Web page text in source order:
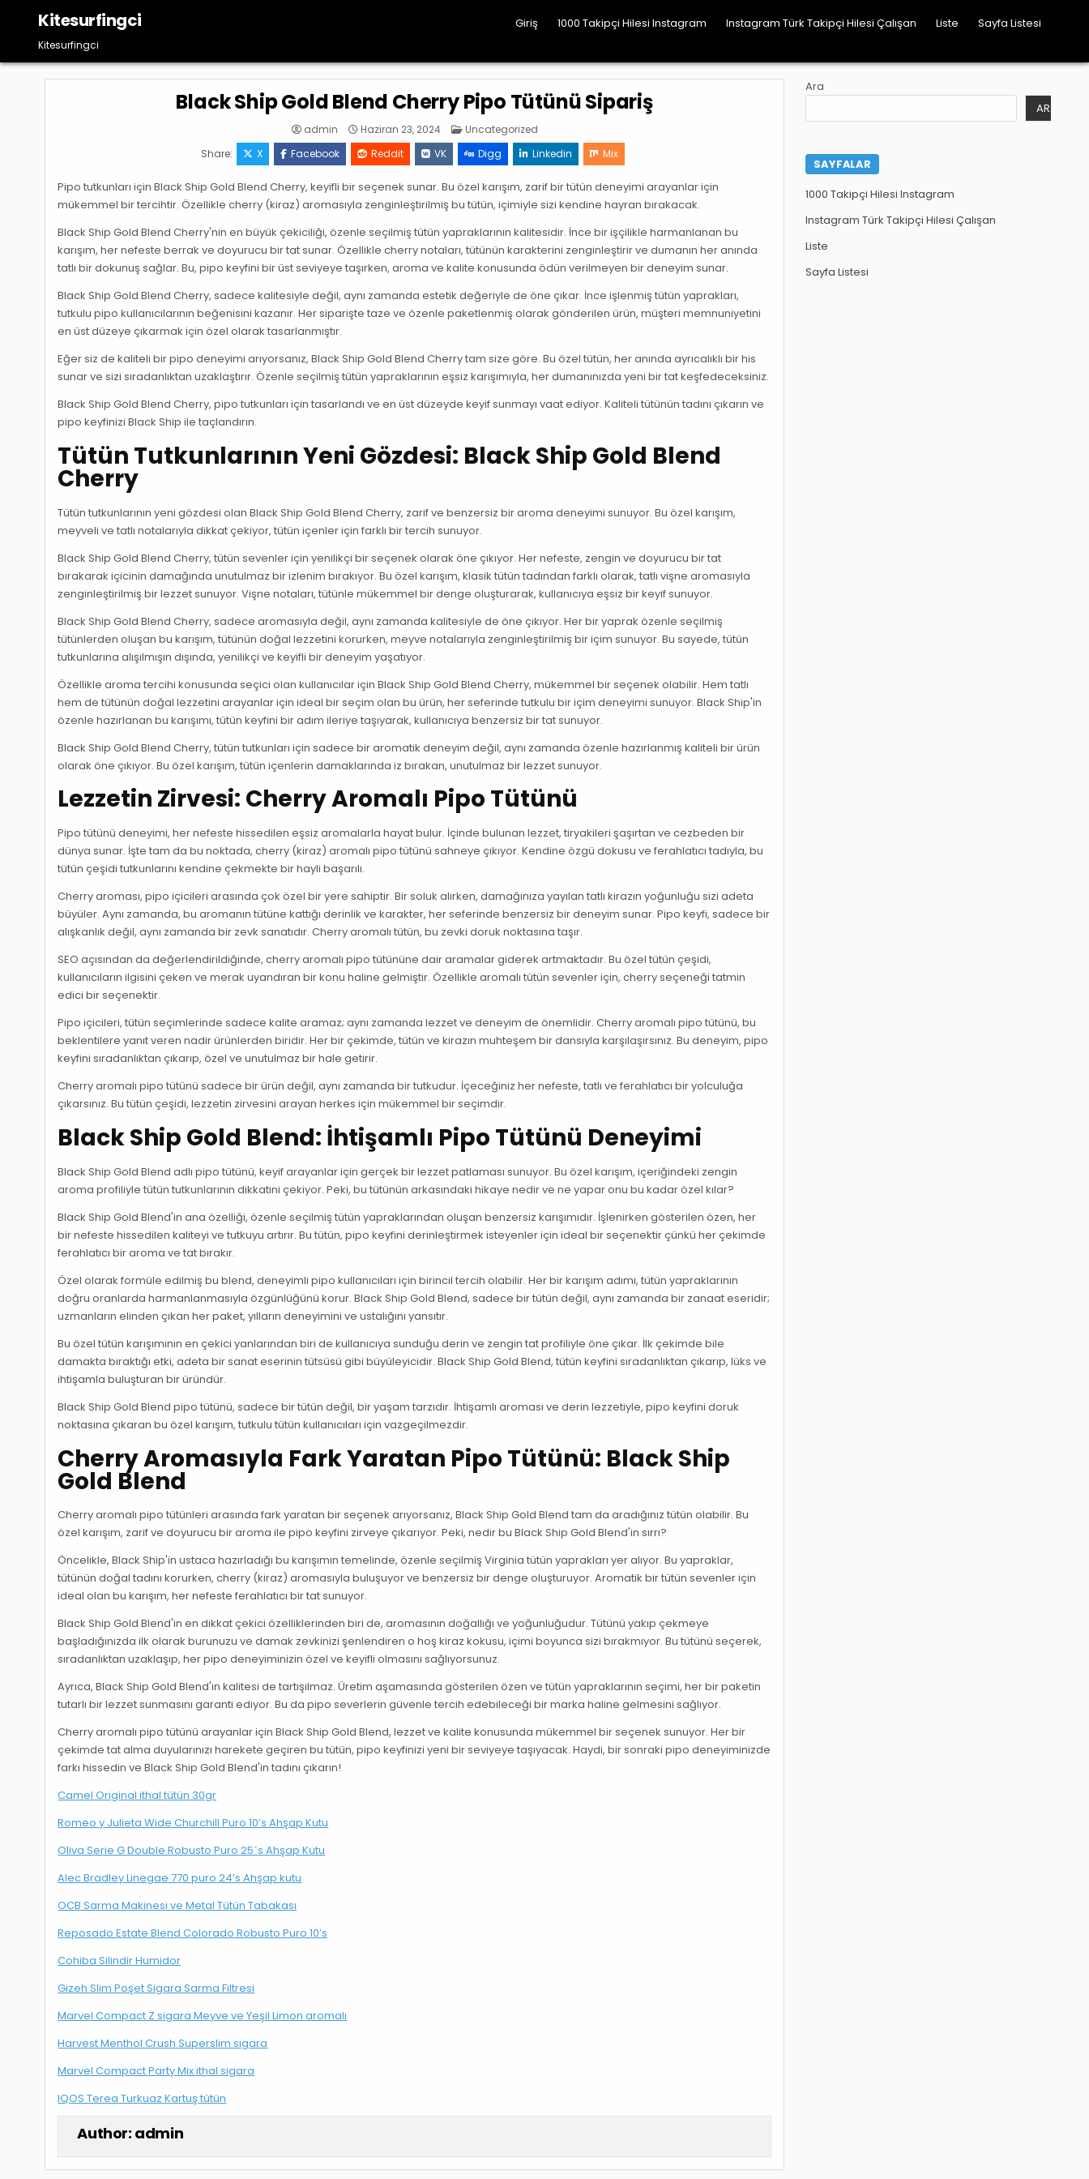
content
Kitesurfingci
Kitesurfingci
Giriş 1000 Takipçi Hilesi Instagram Instagram Türk Takipçi Hilesi Çalışan Liste Sayfa Listesi
Black Ship Gold Blend Cherry Pipo Tütünü Sipariş
admin Haziran 23, 2024 Posted
Uncategorized
Share:
X Facebook Reddit VK Digg Linkedin Mix
Pipo tutkunları için Black Ship Gold Blend Cherry, keyifli bir seçenek sunar. Bu özel karışım, zarif bir tütün deneyimi arayanlar için
mükemmel bir tercihtir. Özellikle cherry (kiraz) aromasıyla zenginleştirilmiş bu tütün, içimiyle sizi kendine hayran bırakacak.
Black Ship Gold Blend Cherry'nin en büyük çekiciliği, özenle seçilmiş tütün yapraklarının kalitesidir. İnce bir işçilikle harmanlanan bu
karışım, her nefeste berrak ve doyurucu bir tat sunar. Özellikle cherry notaları, tütünün karakterini zenginleştirir ve dumanın her anında
tatlı bir dokunuş sağlar. Bu, pipo keyfini bir üst seviyeye taşırken, aroma ve kalite konusunda ödün verilmeyen bir deneyim sunar.
Black Ship Gold Blend Cherry, sadece kalitesiyle değil, aynı zamanda estetik değeriyle de öne çıkar. İnce işlenmiş tütün yaprakları,
tutkulu pipo kullanıcılarının beğenisini kazanır. Her siparişte taze ve özenle paketlenmiş olarak gönderilen ürün, müşteri memnuniyetini
en üst düzeye çıkarmak için özel olarak tasarlanmıştır.
Eğer siz de kaliteli bir pipo deneyimi arıyorsanız, Black Ship Gold Blend Cherry tam size göre. Bu özel tütün, her anında ayrıcalıklı bir his
sunar ve sizi sıradanlıktan uzaklaştırır. Özenle seçilmiş tütün yapraklarının eşsiz karışımıyla, her dumanınızda yeni bir tat keşfedeceksiniz.
Black Ship Gold Blend Cherry, pipo tutkunları için tasarlandı ve en üst düzeyde keyif sunmayı vaat ediyor. Kaliteli tütünün tadını çıkarın ve
pipo keyfinizi Black Ship ile taçlandırın.
Tütün Tutkunlarının Yeni Gözdesi: Black Ship Gold Blend
Cherry
Tütün tutkunlarının yeni gözdesi olan Black Ship Gold Blend Cherry, zarif ve benzersiz bir aroma deneyimi sunuyor. Bu özel karışım,
meyveli ve tatlı notalarıyla dikkat çekiyor, tütün içenler için farklı bir tercih sunuyor.
Black Ship Gold Blend Cherry, tütün sevenler için yenilikçi bir seçenek olarak öne çıkıyor. Her nefeste, zengin ve doyurucu bir tat
bırakarak içicinin damağında unutulmaz bir izlenim bırakıyor. Bu özel karışım, klasik tütün tadından farklı olarak, tatlı vişne aromasıyla
zenginleştirilmiş bir lezzet sunuyor. Vişne notaları, tütünle mükemmel bir denge oluşturarak, kullanıcıya eşsiz bir keyif sunuyor.
Black Ship Gold Blend Cherry, sadece aromasıyla değil, aynı zamanda kalitesiyle de öne çıkıyor. Her bir yaprak özenle seçilmiş
tütünlerden oluşan bu karışım, tütünün doğal lezzetini korurken, meyve notalarıyla zenginleştirilmiş bir içim sunuyor. Bu sayede, tütün
tutkunlarına alışılmışın dışında, yenilikçi ve keyifli bir deneyim yaşatıyor.
Özellikle aroma tercihi konusunda seçici olan kullanıcılar için Black Ship Gold Blend Cherry, mükemmel bir seçenek olabilir. Hem tatlı
hem de tütünün doğal lezzetini arayanlar için ideal bir seçim olan bu ürün, her seferinde tutkulu bir içim deneyimi sunuyor. Black Ship'in
özenle hazırlanan bu karışımı, tütün keyfini bir adım ileriye taşıyarak, kullanıcıya benzersiz bir tat sunuyor.
Black Ship Gold Blend Cherry, tütün tutkunları için sadece bir aromatik deneyim değil, aynı zamanda özenle hazırlanmış kaliteli bir ürün
olarak öne çıkıyor. Bu özel karışım, tütün içenlerin damaklarında iz bırakan, unutulmaz bir lezzet sunuyor.
Lezzetin Zirvesi: Cherry Aromalı Pipo Tütünü
Pipo tütünü deneyimi, her nefeste hissedilen eşsiz aromalarla hayat bulur. İçinde bulunan lezzet, tiryakileri şaşırtan ve cezbeden bir
dünya sunar. İşte tam da bu noktada, cherry (kiraz) aromalı pipo tütünü sahneye çıkıyor. Kendine özgü dokusu ve ferahlatıcı tadıyla, bu
tütün çeşidi tutkunlarını kendine çekmekte bir hayli başarılı.
Cherry aroması, pipo içicileri arasında çok özel bir yere sahiptir. Bir soluk alırken, damağınıza yayılan tatlı kirazın yoğunluğu sizi adeta
büyüler. Aynı zamanda, bu aromanın tütüne kattığı derinlik ve karakter, her seferinde benzersiz bir deneyim sunar. Pipo keyfi, sadece bir
alışkanlık değil, aynı zamanda bir zevk sanatıdır. Cherry aromalı tütün, bu zevki doruk noktasına taşır.
SEO açısından da değerlendirildiğinde, cherry aromalı pipo tütününe dair aramalar giderek artmaktadır. Bu özel tütün çeşidi,
kullanıcıların ilgisini çeken ve merak uyandıran bir konu haline gelmiştir. Özellikle aromalı tütün sevenler için, cherry seçeneği tatmin
edici bir seçenektir.
Pipo içicileri, tütün seçimlerinde sadece kalite aramaz; aynı zamanda lezzet ve deneyim de önemlidir. Cherry aromalı pipo tütünü, bu
beklentilere yanıt veren nadir ürünlerden biridir. Her bir çekimde, tütün ve kirazın muhteşem bir dansıyla karşılaşırsınız. Bu deneyim, pipo
keyfini sıradanlıktan çıkarıp, özel ve unutulmaz bir hale getirir.
Cherry aromalı pipo tütünü sadece bir ürün değil, aynı zamanda bir tutkudur. İçeceğiniz her nefeste, tatlı ve ferahlatıcı bir yolculuğa
çıkarsınız. Bu tütün çeşidi, lezzetin zirvesini arayan herkes için mükemmel bir seçimdir.
Black Ship Gold Blend: İhtişamlı Pipo Tütünü Deneyimi
Black Ship Gold Blend adlı pipo tütünü, keyif arayanlar için gerçek bir lezzet patlaması sunuyor. Bu özel karışım, içeriğindeki zengin
aroma profiliyle tütün tutkunlarının dikkatini çekiyor. Peki, bu tütünün arkasındaki hikaye nedir ve ne yapar onu bu kadar özel kılar?
Black Ship Gold Blend'in ana özelliği, özenle seçilmiş tütün yapraklarından oluşan benzersiz karışımıdır. İşlenirken gösterilen özen, her
bir nefeste hissedilen kaliteyi ve tutkuyu artırır. Bu tütün, pipo keyfini derinleştirmek isteyenler için ideal bir seçenektir çünkü her çekimde
ferahlatıcı bir aroma ve tat bırakır.
Özel olarak formüle edilmiş bu blend, deneyimli pipo kullanıcıları için birincil tercih olabilir. Her bir karışım adımı, tütün yapraklarının
doğru oranlarda harmanlanmasıyla özgünlüğünü korur. Black Ship Gold Blend, sadece bir tütün değil, aynı zamanda bir zanaat eseridir;
uzmanların elinden çıkan her paket, yılların deneyimini ve ustalığını yansıtır.
Bu özel tütün karışımının en çekici yanlarından biri de kullanıcıya sunduğu derin ve zengin tat profiliyle öne çıkar. İlk çekimde bile
damakta bıraktığı etki, adeta bir sanat eserinin tütsüsü gibi büyüleyicidir. Black Ship Gold Blend, tütün keyfini sıradanlıktan çıkarıp, lüks ve
ihtişamla buluşturan bir üründür.
Black Ship Gold Blend pipo tütünü, sadece bir tütün değil, bir yaşam tarzıdır. İhtişamlı aroması ve derin lezzetiyle, pipo keyfini doruk
noktasına çıkaran bu özel karışım, tutkulu tütün kullanıcıları için vazgeçilmezdir.
Cherry Aromasıyla Fark Yaratan Pipo Tütünü: Black Ship
Gold Blend
Cherry aromalı pipo tütünleri arasında fark yaratan bir seçenek arıyorsanız, Black Ship Gold Blend tam da aradığınız tütün olabilir. Bu
özel karışım, zarif ve doyurucu bir aroma ile pipo keyfini zirveye çıkarıyor. Peki, nedir bu Black Ship Gold Blend'in sırrı?
Öncelikle, Black Ship'in ustaca hazırladığı bu karışımın temelinde, özenle seçilmiş Virginia tütün yaprakları yer alıyor. Bu yapraklar,
tütünün doğal tadını korurken, cherry (kiraz) aromasıyla buluşuyor ve benzersiz bir denge oluşturuyor. Aromatik bir tütün sevenler için
ideal olan bu karışım, her nefeste ferahlatıcı bir tat sunuyor.
Black Ship Gold Blend'in en dikkat çekici özelliklerinden biri de, aromasının doğallığı ve yoğunluğudur. Tütünü yakıp çekmeye
başladığınızda ilk olarak burunuzu ve damak zevkinizi şenlendiren o hoş kiraz kokusu, içimi boyunca sizi bırakmıyor. Bu tütünü seçerek,
sıradanlıktan uzaklaşıp, her pipo deneyiminizin özel ve keyifli olmasını sağlıyorsunuz.
Ayrıca, Black Ship Gold Blend'in kalitesi de tartışılmaz. Üretim aşamasında gösterilen özen ve tütün yapraklarının seçimi, her bir paketin
tutarlı bir lezzet sunmasını garanti ediyor. Bu da pipo severlerin güvenle tercih edebileceği bir marka haline gelmesini sağlıyor.
Cherry aromalı pipo tütünü arayanlar için Black Ship Gold Blend, lezzet ve kalite konusunda mükemmel bir seçenek sunuyor. Her bir
çekimde tat alma duyularınızı harekete geçiren bu tütün, pipo keyfinizi yeni bir seviyeye taşıyacak. Haydi, bir sonraki pipo deneyiminizde
farkı hissedin ve Black Ship Gold Blend'in tadını çıkarın!
Camel Original ithal tütün 30gr
Romeo y Julieta Wide Churchill Puro 10’s Ahşap Kutu
Oliva Serie G Double Robusto Puro 25´s Ahşap Kutu
Alec Bradley Linegae 770 puro 24’s Ahşap kutu
OCB Sarma Makinesi ve Metal Tütün Tabakası
Reposado Estate Blend Colorado Robusto Puro 10’s
Cohiba Silindir Humidor
Gizeh Slim Poşet Sigara Sarma Filtresi
Marvel Compact Z sigara Meyve ve Yeşil Limon aromalı
Harvest Menthol Crush Superslim sigara
Marvel Compact Party Mix ithal sigara
IQOS Terea Turkuaz Kartuş tütün
Author: admin
Ara
ARA
SAYFALAR
1000 Takipçi Hilesi Instagram
Instagram Türk Takipçi Hilesi Çalışan
Liste
Sayfa Listesi